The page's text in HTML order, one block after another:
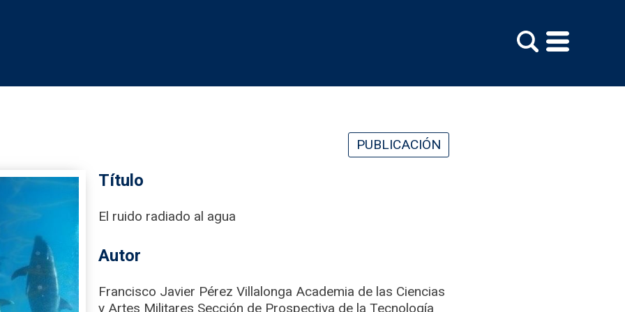
PUBLICACIÓN
Título
El ruido radiado al agua
Autor
Francisco Javier Pérez Villalonga Academia de las Ciencias
y Artes Militares Sección de Prospectiva de la Tecnología